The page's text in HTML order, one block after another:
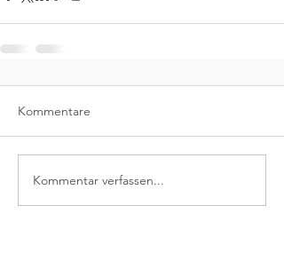
Kommentare
Kommentar verfassen...